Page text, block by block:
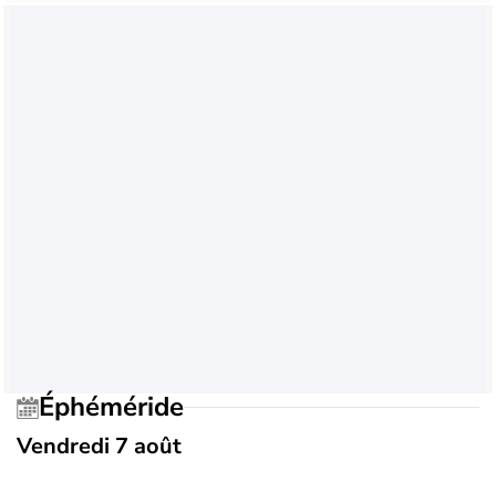
Éphéméride
Vendredi 7 août